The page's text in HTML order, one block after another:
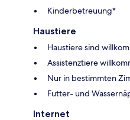
Kinderbetreuung*
Haustiere
Haustiere sind
Assistenztiere
Nur in bestimmten
Futter- und
Internet